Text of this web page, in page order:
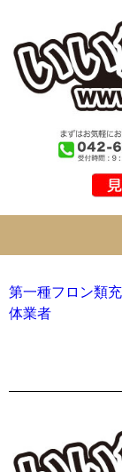
第一種フロン類
体業者